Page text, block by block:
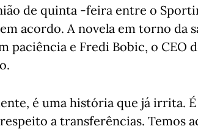
de quinta -feira entre o
acordo. A novela em torno da
paciência e Fredi Bobic, o CEO
é uma história que já irrita.
a transferências. Temos